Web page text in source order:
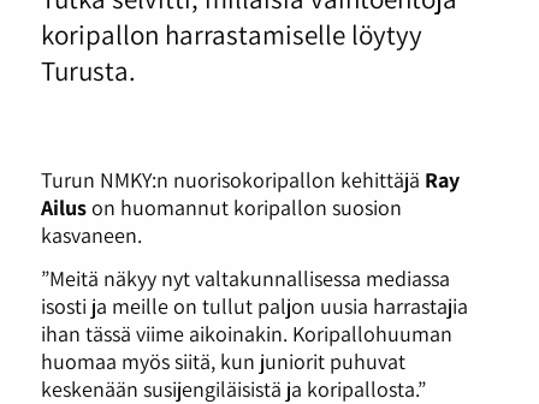
koripallon harrastamiselle löytyy
Turusta.
Turun NMKY:n nuorisokoripallon kehittäjä Ray
Ailuson huomannut koripallon suosion
kasvaneen.
”Meitä näkyy nyt valtakunnallisessa mediassa
isosti ja meille on tullut paljon uusia harrastajia
ihan tässä viime aikoinakin. Koripallohuuman
huomaa myös siitä, kun juniorit puhuvat
keskenään susijengiläisistä ja koripallosta.”